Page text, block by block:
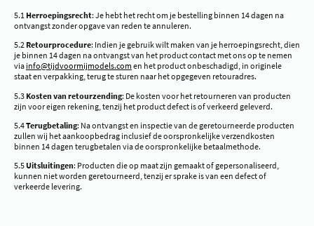
5.1 Herroepingsrecht: Je hebt het recht om je bestelling binnen 14 dagen na
ontvangst zonder opgave van reden te annuleren.
5.2 Retourprocedure: Indien je gebruik wilt maken van je herroepingsrecht, dien
je binnen 14 dagen na ontvangst van het product contact met ons op te nemen
via info@tijdvoormijmodels.com en het product onbeschadigd, in originele
staat en verpakking, terug te sturen naar het opgegeven retouradres.
5.3 Kosten van retourzending: De kosten voor het retourneren van producten
zijn voor eigen rekening, tenzij het product defect is of verkeerd geleverd.
5.4Terugbetaling: Na ontvangst en inspectie van de geretourneerde producten
zullen wij het aankoopbedrag inclusief de oorspronkelijke verzendkosten
binnen 14 dagen terugbetalen via de oorspronkelijke betaalmethode.
5.5Uitsluitingen: Producten die op maat zijn gemaakt of gepersonaliseerd,
kunnen niet worden geretourneerd, tenzij er sprake is van een defect of
verkeerde levering.